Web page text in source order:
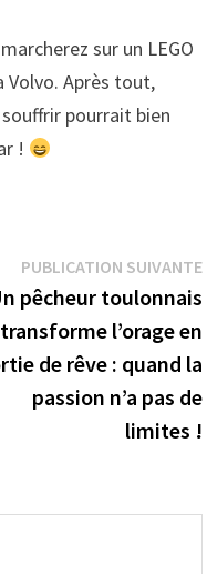
sur un LEGO
Volvo. Après tout,
pourrait bien
!
:
PUBLICATION SUIVANTE
pêcheur toulonnais
transforme l’orage en
de rêve : quand la
passion n’a pas de
limites !